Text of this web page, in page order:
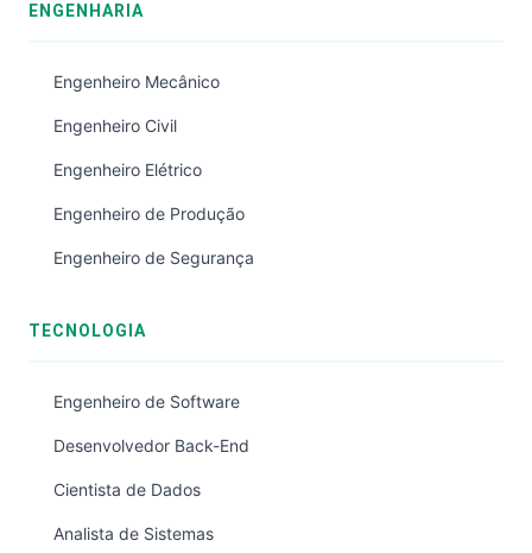
ENGENHARIA
Engenheiro Mecânico
Engenheiro Civil
Engenheiro Elétrico
Engenheiro de Produção
Engenheiro de Segurança
TECNOLOGIA
Engenheiro de Software
Desenvolvedor Back-End
Cientista de Dados
Analista de Sistemas